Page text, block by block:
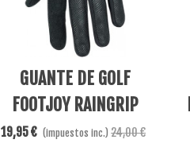
Añadir Al Carrito
GUANTE DE GOLF
FOOTJOY RAINGRIP
LADY
19,95 € (impuestos inc.) 24,00 €